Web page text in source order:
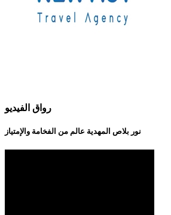
رواق الفيديو
نور بلاص المهدية عالم من الفخامة والإمتياز